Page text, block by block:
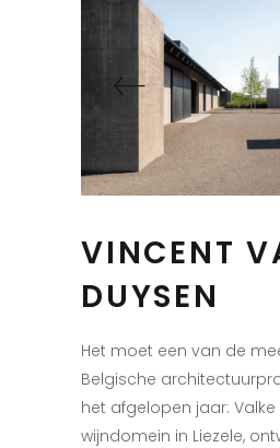
VINCENT
DUYSEN
Het moet een van de
Belgische
het afgelopen jaar: Valke
wijndomein in Liezele,